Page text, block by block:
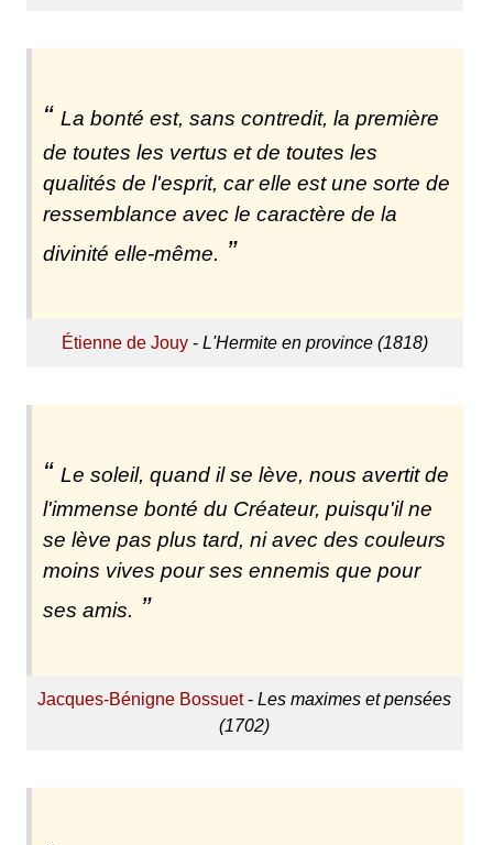
La bonté est, sans contredit, la première
de toutes les vertus et de toutes les
qualités de l'esprit, car elle est une sorte de
ressemblance avec le caractère de la
divinité elle-même.
Étienne de Jouy- L'Hermite en province (1818)
Le soleil, quand il se lève, nous avertit de
l'immense bonté du Créateur, puisqu'il ne
se lève pas plus tard, ni avec des couleurs
moins vives pour ses ennemis que pour
ses amis.
Jacques-Bénigne Bossuet-Les maximes et pensées
(1702)